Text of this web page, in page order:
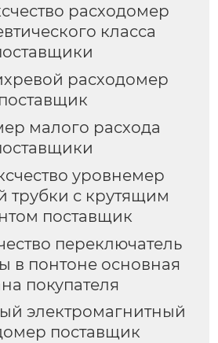
расходомер
класса
расходомер
поставщик
малого расхода
уровнемер
трубки с крутящим
поставщик
переключатель
в понтоне основная
покупателя
электромагнитный
поставщик